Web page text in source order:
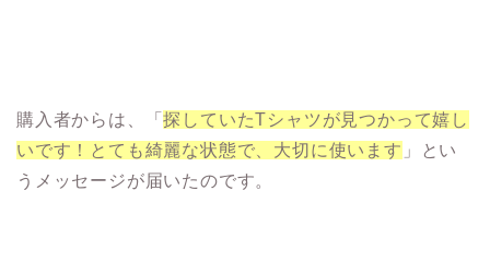
購入者からは、「探していたTシャツが見つかって嬉し
いです！とても綺麗な状態で、大切に使います 」とい
うメッセージが届いたのです。